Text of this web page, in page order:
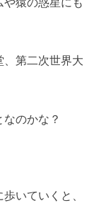
、第二次世界大
のかな？
いていくと、